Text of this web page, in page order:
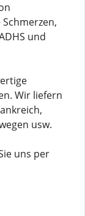
und
Wir liefern
usw.
uns per